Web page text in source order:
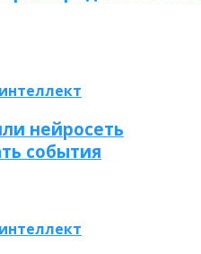
нейросеть
события